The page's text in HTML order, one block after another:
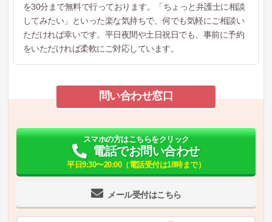
を30分まで無料で行っております。「ちょっと弁護士に相談
してみたい」といった楽な気持ちで、何でも気軽にご相談い
ただければ幸いです。平日夜間や土日祝日でも、事前に予約
をいただければ柔軟にご対応しています。
問い合わせ窓口
メール受付はこちら
スマホの方はこちらをクリック
電話でお問い合わせ
平日9:30〜20:00（電話受付は18時まで）